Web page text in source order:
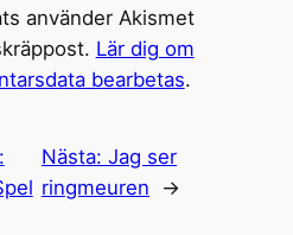
använder Akismet
Lär dig om
bearbetas.
Nästa:Jag ser
ringmeuren
→